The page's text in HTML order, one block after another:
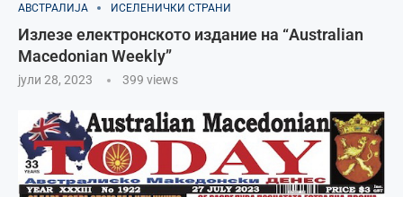
АВСТРАЛИЈА ИСЕЛЕНИЧКИ СТРАНИ
Излезе електронското издание на “Australian
Macedonian Weekly”
јули 28, 2023 399 views